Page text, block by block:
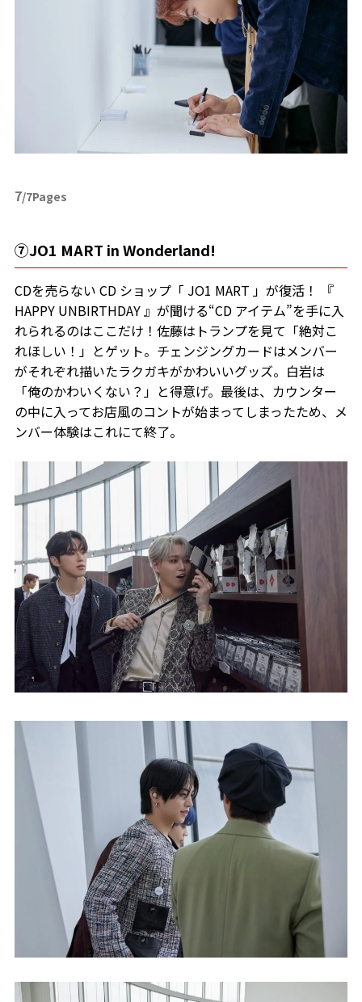
7/7Pages
⑦JO1 MART in Wonderland!
CDを売らない CD ショップ「 JO1 MART 」が復活！ 『
HAPPY UNBIRTHDAY 』が聞ける“CD アイテム”を手に入
れられるのはここだけ！佐藤はトランプを見て「絶対こ
れほしい！」とゲット。チェンジングカードはメンバー
がそれぞれ描いたラクガキがかわいいグッズ。白岩は
「俺のかわいくない？」と得意げ。最後は、カウンター
の中に入ってお店風のコントが始まってしまったため、メ
ンバー体験はこれにて終了。